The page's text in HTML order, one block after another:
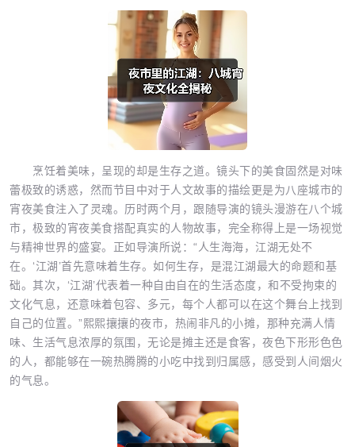
烹饪着美味，呈现的却是生存之道。镜头下的美食固然是对味
蕾极致的诱惑，然而节目中对于人文故事的描绘更是为八座城市的
宵夜美食注入了灵魂。历时两个月，跟随导演的镜头漫游在八个城
市，极致的宵夜美食搭配真实的人物故事，完全称得上是一场视觉
与精神世界的盛宴。正如导演所说：“人生海海，江湖无处不
在。‘江湖’首先意味着生存。如何生存，是混江湖最大的命题和基
础。其次，‘江湖’代表着一种自由自在的生活态度，和不受拘束的
文化气息，还意味着包容、多元，每个人都可以在这个舞台上找到
自己的位置。”熙熙攘攘的夜市，热闹非凡的小摊，那种充满人情
味、生活气息浓厚的氛围，无论是摊主还是食客，夜色下形形色色
的人，都能够在一碗热腾腾的小吃中找到归属感，感受到人间烟火
的气息。